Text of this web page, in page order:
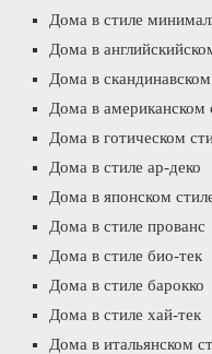
Дома в стиле
Дома в
Дома в скандинавском
Дома в американском
Дома в готическом
Дома в стиле ар-деко
Дома в японском
Дома в стиле прованс
Дома в стиле био-тек
Дома в стиле барокко
Дома в стиле хай-тек
Дома в итальянском